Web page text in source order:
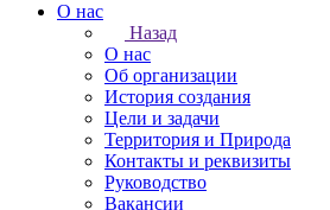
О нас
Назад
О нас
Об организации
История создания
Цели и задачи
Территория и Природа
Контакты и реквизиты
Руководство
Вакансии